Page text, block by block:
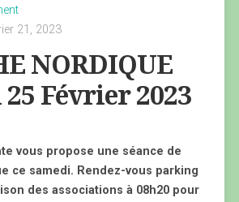
21, 2023
NORDIQUE
Février 2023
vous propose une séance de
ce samedi. Rendez-vous parking
des associations à 08h20 pour